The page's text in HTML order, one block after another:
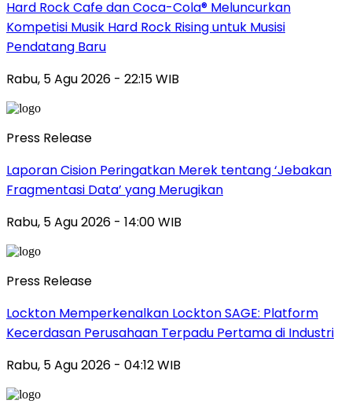
Hard Rock Cafe dan Coca-Cola® Meluncurkan
Kompetisi Musik Hard Rock Rising untuk Musisi
Pendatang Baru
Rabu, 5 Agu 2026 - 22:15 WIB
Press Release
Laporan Cision Peringatkan Merek tentang ‘Jebakan
Fragmentasi Data’ yang Merugikan
Rabu, 5 Agu 2026 - 14:00 WIB
Press Release
Lockton Memperkenalkan Lockton SAGE: Platform
Kecerdasan Perusahaan Terpadu Pertama di Industri
Rabu, 5 Agu 2026 - 04:12 WIB